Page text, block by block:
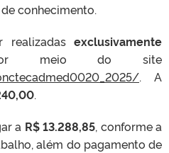
conhecimento.
realizadas exclusivamente
meio do site
. A
.
a R$ 13.288,85, conforme a
além do pagamento de